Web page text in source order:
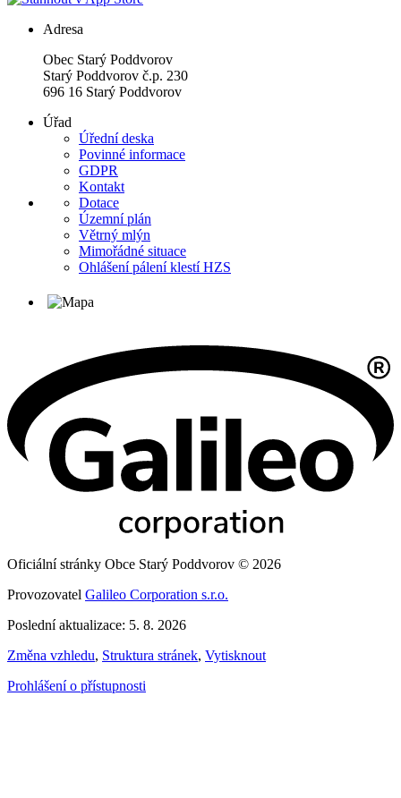
Adresa
Obec Starý Poddvorov
Starý Poddvorov č.p. 230
696 16 Starý Poddvorov
Úřad
Úřední deska
Povinné informace
GDPR
Kontakt
Dotace
Územní plán
Větrný mlýn
Mimořádné situace
Ohlášení pálení klestí HZS
Oficiální stránky Obce Starý Poddvorov © 2026
Provozovatel Galileo Corporation s.r.o.
Poslední aktualizace: 5. 8. 2026
Změna vzhledu, Struktura stránek, Vytisknout
Prohlášení o přístupnosti